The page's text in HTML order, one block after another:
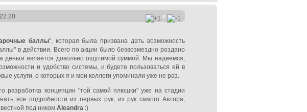
0
баллы", которая была призвана дать возможность
в действии. Всего по акции было безвозмездно роздано
деньги является довольно ощутимой суммой. Мы надеемся,
и удобство системы, и будете пользоваться ей в
услуги, о которых я и мои коллеги упоминали уже не раз.
разработка концепции "той самой плюшки" уже на стадии
все подробности из первых рук, из рук самого Автора,
под ником Aleandra :)